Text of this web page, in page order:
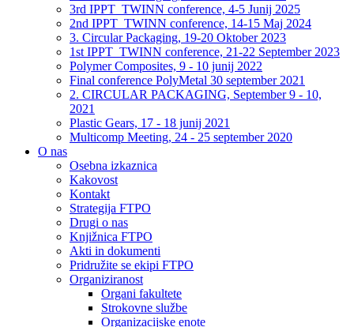
3rd IPPT_TWINN conference, 4-5 Junij 2025
2nd IPPT_TWINN conference, 14-15 Maj 2024
3. Circular Packaging, 19-20 Oktober 2023
1st IPPT_TWINN conference, 21-22 September 2023
Polymer Composites, 9 - 10 junij 2022
Final conference PolyMetal 30 september 2021
2. CIRCULAR PACKAGING, September 9 - 10,
2021
Plastic Gears, 17 - 18 junij 2021
Multicomp Meeting, 24 - 25 september 2020
O nas
Osebna izkaznica
Kakovost
Kontakt
Strategija FTPO
Drugi o nas
Knjižnica FTPO
Akti in dokumenti
Pridružite se ekipi FTPO
Organiziranost
Organi fakultete
Strokovne službe
Organizacijske enote